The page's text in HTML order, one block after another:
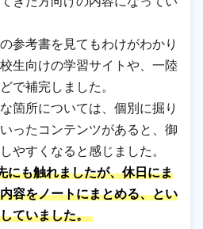
参考書を見てもわけがわかり
生向けの学習サイトや、一陸
で補完しました。
箇所については、個別に掘り
ったコンテンツがあると、御
やすくなると感じました。
にも触れましたが、休日にま
容をノートにまとめる、とい
ていました。